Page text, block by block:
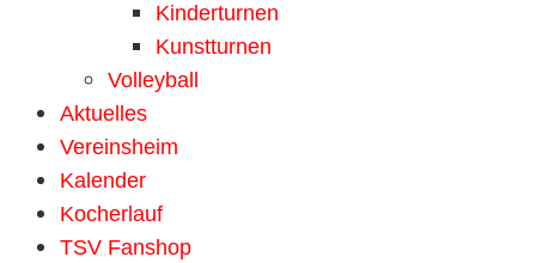
Kinderturnen
Kunstturnen
Volleyball
Aktuelles
Vereinsheim
Kalender
Kocherlauf
TSV Fanshop